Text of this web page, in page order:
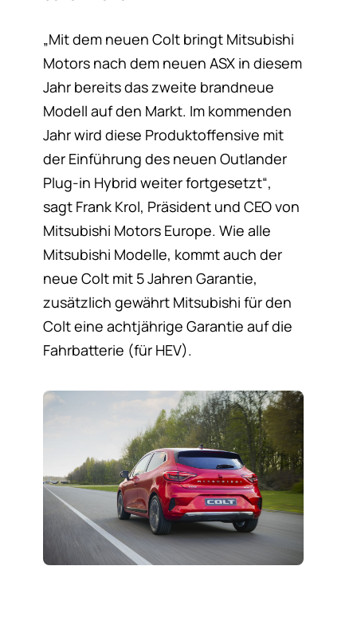
„Mit dem neuen Colt bringt Mitsubishi
Motors nach dem neuen ASX in diesem
Jahr bereits das zweite brandneue
Modell auf den Markt. Im kommenden
Jahr wird diese Produktoffensive mit
der Einführung des neuen Outlander
Plug-in Hybrid weiter fortgesetzt“,
sagt Frank Krol, Präsident und CEO von
Mitsubishi Motors Europe. Wie alle
Mitsubishi Modelle, kommt auch der
neue Colt mit 5 Jahren Garantie,
zusätzlich gewährt Mitsubishi für den
Colt eine achtjährige Garantie auf die
Fahrbatterie (für HEV).